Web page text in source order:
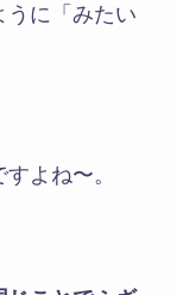
うに「みたい
よね〜。